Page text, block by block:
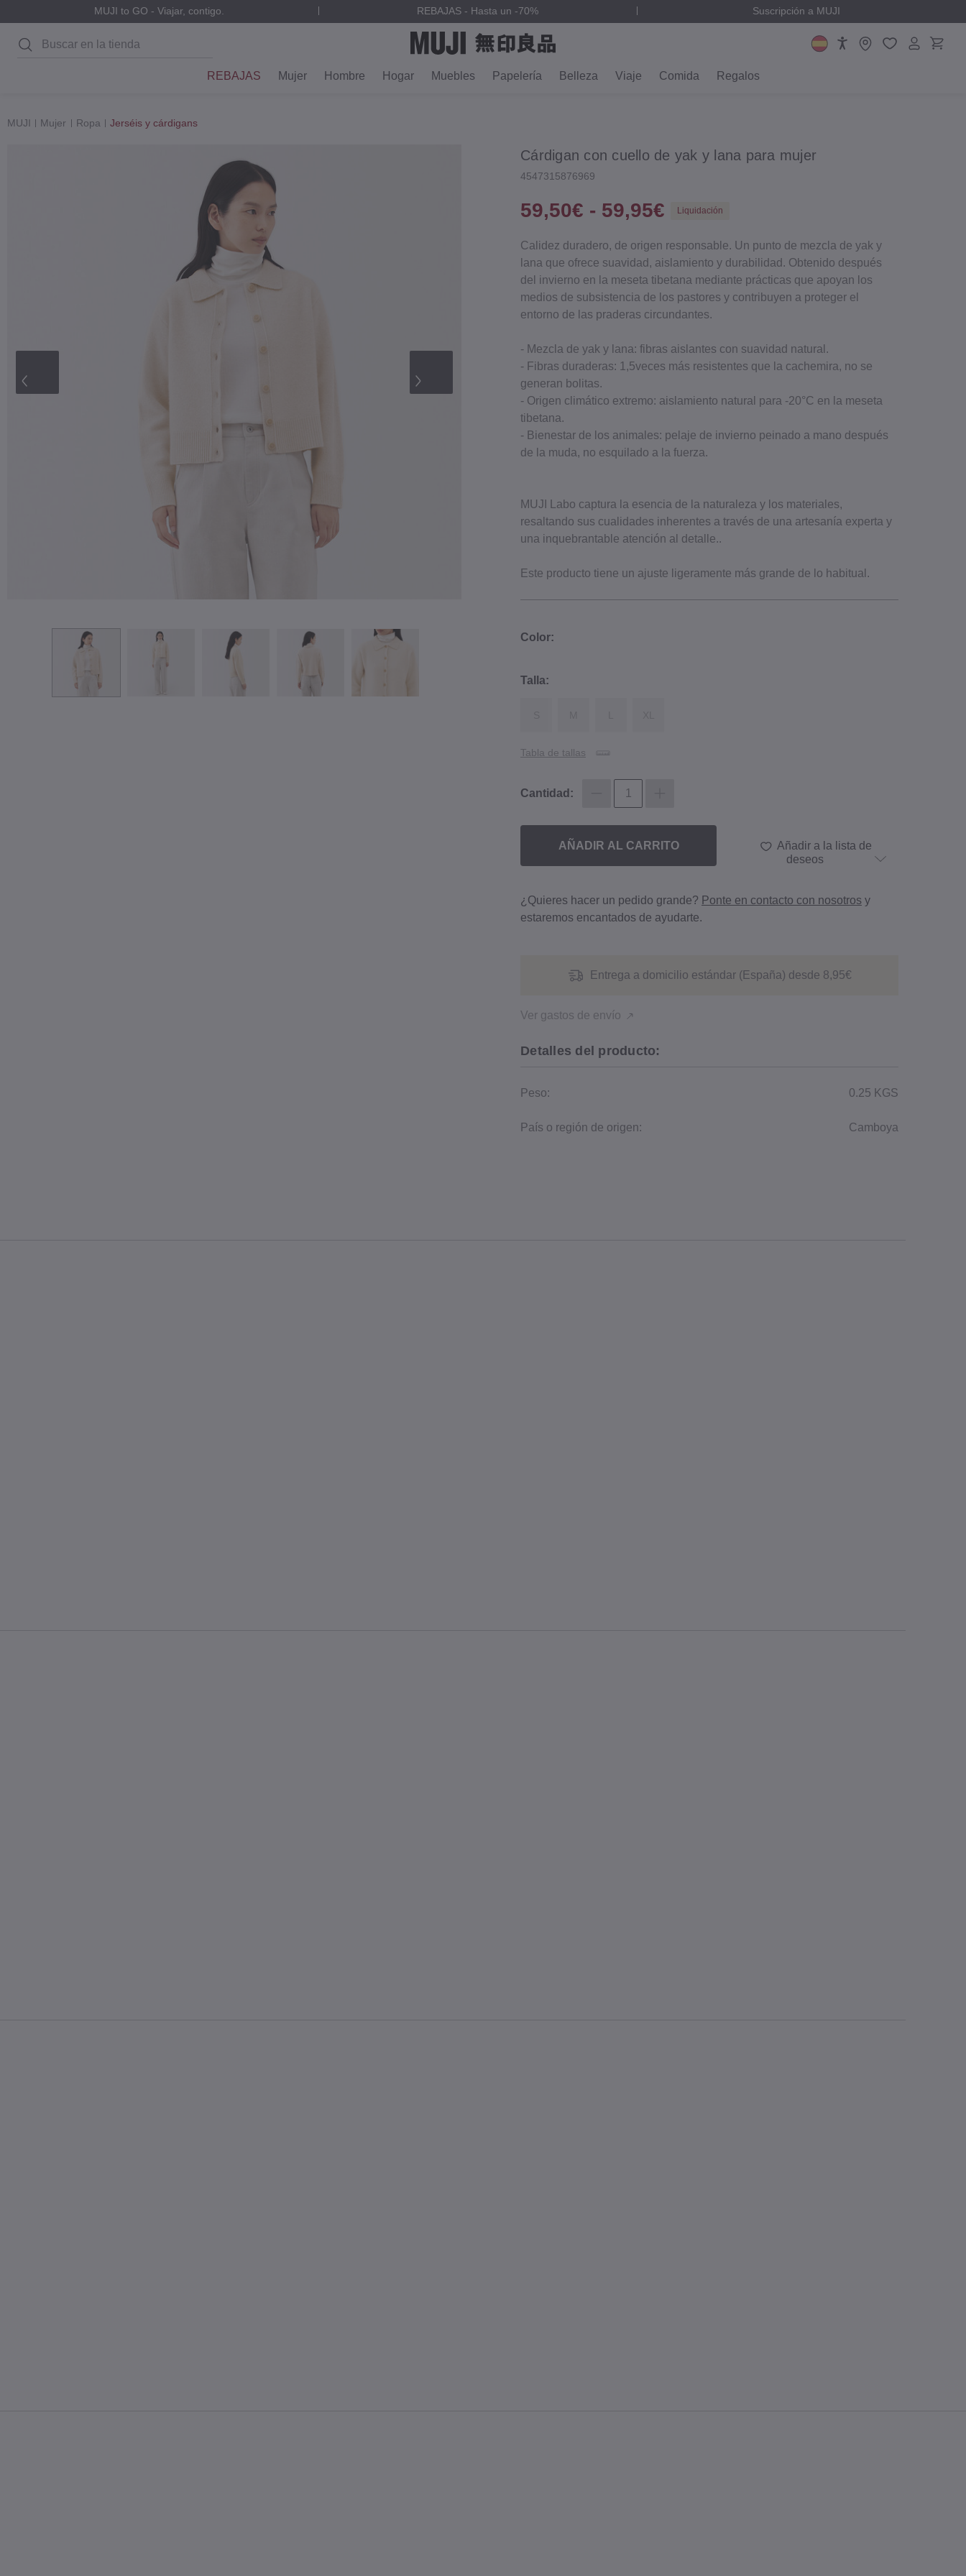
MUJI to GO - Viajar, contigo. REBAJAS - Hasta un -70% Suscripción a MUJI
Buscar
REBAJAS Mujer Hombre Hogar Muebles Papelería Belleza Viaje Comida Regalos
MUJI Mujer Ropa Jerséis y cárdigans
Cárdigan con cuello de yak y lana para mujer
4547315876969
59,50€ - 59,95€ Liquidación
Calidez duradero, de origen responsable. Un punto de mezcla de yak y
lana que ofrece suavidad, aislamiento y durabilidad. Obtenido después
del invierno en la meseta tibetana mediante prácticas que apoyan los
medios de subsistencia de los pastores y contribuyen a proteger el
entorno de las praderas circundantes.
‐ Mezcla de yak y lana: fibras aislantes con suavidad natural.
‐ Fibras duraderas: 1,5veces más resistentes que la cachemira, no se
generan bolitas.
‐ Origen climático extremo: aislamiento natural para ‐20°C en la meseta
tibetana.
‐ Bienestar de los animales: pelaje de invierno peinado a mano después
de la muda, no esquilado a la fuerza.
MUJI Labo captura la esencia de la naturaleza y los materiales,
resaltando sus cualidades inherentes a través de una artesanía experta y
una inquebrantable atención al detalle..
Este producto tiene un ajuste ligeramente más grande de lo habitual.
Color:
Talla:
Tabla de tallas
Cantidad:
AÑADIR AL CARRITO
Añadir a la lista de
deseos
Detalles del producto:
Peso: 0.25 KGS
País o región de origen: Camboya
Entrega a domicilio estándar (España) desde 8,95€
Ver gastos de envío
¿Quieres hacer un pedido grande? Ponte en contacto con nosotros y
estaremos encantados de ayudarte.